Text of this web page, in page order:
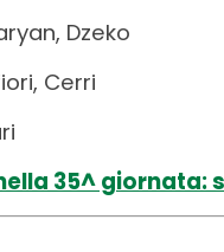
Dzeko
Cerri
35^ giornata: